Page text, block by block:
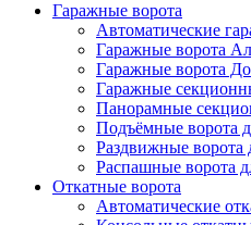
Гаражные ворота
Автоматические
Гаражные ворота
Гаражные ворота
Гаражные
Панорамные
Подъёмные ворота
Раздвижные ворота
Распашные ворота
Откатные ворота
Автоматические